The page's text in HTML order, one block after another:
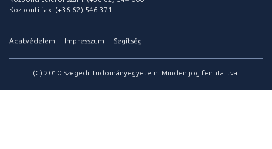
Központi fax: (+36-62) 546-371
Adatvédelem Impresszum Segítség
(C) 2010 Szegedi Tudományegyetem. Minden jog fenntartva.